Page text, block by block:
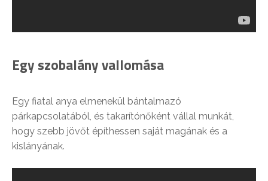
Egy szobalány vallomása
Egy fiatal anya elmenekül bántalmazó
párkapcsolatából, és takarítónőként vállal munkát,
hogy szebb jövőt építhessen saját magának és a
kislányának.